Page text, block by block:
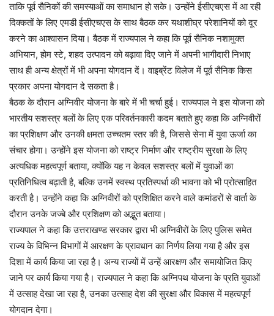
ताकि पूर्व सैनिकों की समस्याओं का समाधान हो सके। उन्होंने ईसीएचएस में आ रही
दिक्कतों के लिए एमडी ईसीएचएस के साथ बैठक कर यथाशीघ्र परेशानियों को दूर
करने का आश्वासन दिया। बैठक में राज्यपाल ने कहा कि पूर्व सैनिक नशामुक्त
अभियान, होम स्टे, शहद उत्पादन को बढ़ावा दिए जाने में अपनी भागीदारी निभाए
साथ ही अन्य क्षेत्रों में भी अपना योगदान दें। वाइब्रेंट विलेज में पूर्व सैनिक किस
प्रकार अपना योगदान दे सकता है।
बैठक के दौरान अग्निवीर योजना के बारे में भी चर्चा हुई। राज्यपाल ने इस योजना को
भारतीय सशस्त्र बलों के लिए एक परिवर्तनकारी कदम बताते हुए कहा कि अग्निवीरों
का प्रशिक्षण और उनकी क्षमता उच्चतम स्तर की है, जिससे सेना में युवा ऊर्जा का
संचार होगा। उन्होंने इस योजना को राष्ट्र निर्माण और राष्ट्रीय सुरक्षा के लिए
अत्यधिक महत्वपूर्ण बताया, क्योंकि यह न केवल सशस्त्र बलों में युवाओं का
प्रतिनिधित्व बढ़ाती है, बल्कि उनमें स्वस्थ प्रतिस्पर्धा की भावना को भी प्रोत्साहित
करती है। उन्होंने कहा कि अग्निवीरों को प्रशिक्षित करने वाले कमांडरों से वार्ता के
दौरान उनके जज्बे और प्रशिक्षण को अद्भुत बताया।
राज्यपाल ने कहा कि उत्तराखण्ड सरकार द्वारा भी अग्निवीरों के लिए पुलिस समेत
राज्य के विभिन्न विभागों में आरक्षण के प्रावधान का निर्णय लिया गया है और इस
दिशा में कार्य किया जा रहा है। अन्य राज्यों में उन्हें आरक्षण और समायोजित किए
जाने पर कार्य किया गया है। राज्यपाल ने कहा कि अग्निपथ योजना के प्रति युवाओं
में उत्साह देखा जा रहा है, उनका उत्साह देश की सुरक्षा और विकास में महत्वपूर्ण
योगदान देगा।